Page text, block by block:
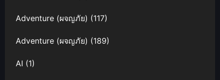
Adventure (ผจญภัย) (117)
Adventure (ผจญภัย) (189)
AI (1)